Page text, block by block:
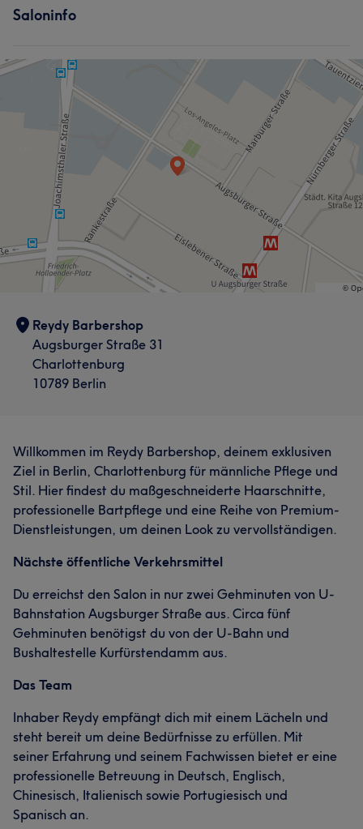
Saloninfo
Reydy Barbershop
Augsburger Straße 31
Charlottenburg
10789 Berlin
Willkommen im Reydy Barbershop, deinem exklusiven
Ziel in Berlin, Charlottenburg für männliche Pflege und
Stil. Hier findest du maßgeschneiderte Haarschnitte,
professionelle Bartpflege und eine Reihe von Premium-
Dienstleistungen, um deinen Look zu vervollständigen.
Nächste öffentliche Verkehrsmittel
Du erreichst den Salon in nur zwei Gehminuten von U-
Bahnstation Augsburger Straße aus. Circa fünf
Gehminuten benötigst du von der U-Bahn und
Bushaltestelle Kurfürstendamm aus.
Das Team
Inhaber Reydy empfängt dich mit einem Lächeln und
steht bereit um deine Bedürfnisse zu erfüllen. Mit
seiner Erfahrung und seinem Fachwissen bietet er eine
professionelle Betreuung in Deutsch, Englisch,
Chinesisch, Italienisch sowie Portugiesisch und
Spanisch an.